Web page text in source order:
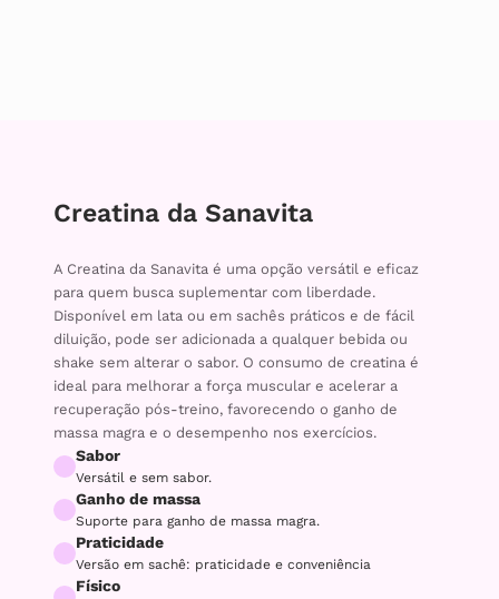
Creatina da Sanavita
A Creatina da Sanavita é uma opção versátil e eficaz
para quem busca suplementar com liberdade.
Disponível em lata ou em sachês práticos e de fácil
diluição, pode ser adicionada a qualquer bebida ou
shake sem alterar o sabor. O consumo de creatina é
ideal para melhorar a força muscular e acelerar a
recuperação pós-treino, favorecendo o ganho de
massa magra e o desempenho nos exercícios.
Sabor
Versátil e sem sabor.
Ganho de massa
Suporte para ganho de massa magra.
Praticidade
Versão em sachê: praticidade e conveniência
Físico